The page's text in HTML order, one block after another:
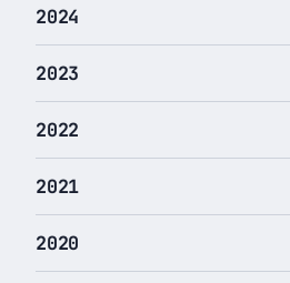
2024
2023
2022
2021
2020